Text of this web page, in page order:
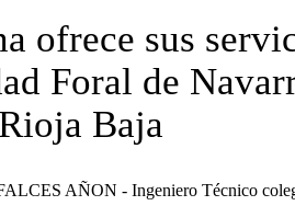
ofrece sus
Foral de
Baja
AÑON - Ingeniero Técnico